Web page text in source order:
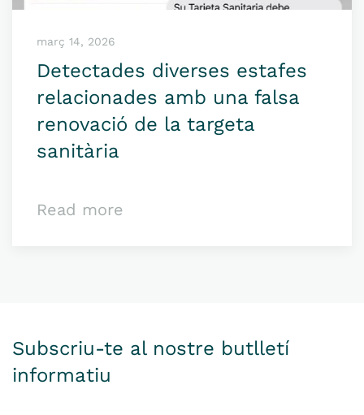
març 14, 2026
Detectades diverses estafes
relacionades amb una falsa
renovació de la targeta
sanitària
Read more
Subscriu-te al nostre butlletí
informatiu